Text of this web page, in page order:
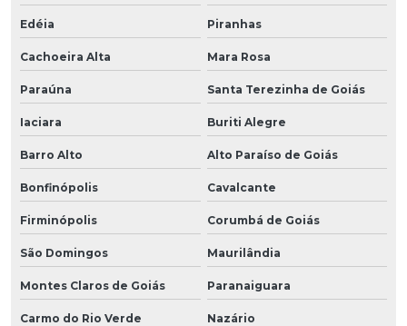
Edéia Piranhas
Cachoeira Alta Mara Rosa
Paraúna Santa Terezinha de Goiás
Iaciara Buriti Alegre
Barro Alto Alto Paraíso de Goiás
Bonfinópolis Cavalcante
Firminópolis Corumbá de Goiás
São Domingos Maurilândia
Montes Claros de Goiás Paranaiguara
Carmo do Rio Verde Nazário